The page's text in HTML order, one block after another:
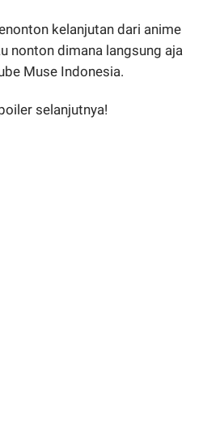
kelanjutan dari anime
nonton dimana langsung aja
Muse Indonesia.
selanjutnya!